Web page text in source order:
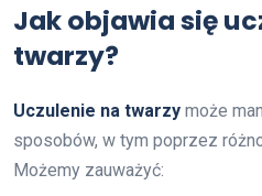
Jak objawia się
twarzy?
Uczulenie na twarzy może
sposobów, w tym poprzez
Możemy zauważyć: